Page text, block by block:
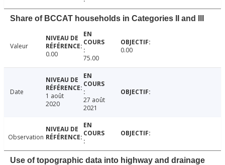
Share of BCCAT households in Categories II and III
Valeur
0.00
75.00
0.00
Date
1 août
2020
27 août
2021
Observation
Use of topographic data into highway and drainage